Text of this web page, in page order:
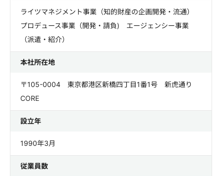
ライツマネジメント事業（知的財産の企画開発・流通）
プロデュース事業（開発・請負) エージェンシー事業
（派遣・紹介）
本社所在地
〒105-0004 東京都港区新橋四丁目1番1号 新虎通り
CORE
設立年
1990年3月
従業員数